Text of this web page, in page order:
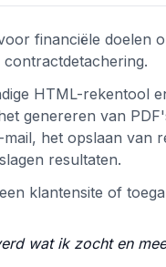
financiële doelen
HTML-rekentool
genereren van
het opslaan van
resultaten.
klantensite of
wat ik zocht en